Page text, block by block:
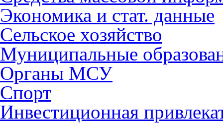
Экономика и стат. данные
Сельское хозяйство
Муниципальные
Органы МСУ
Спорт
Инвестиционная